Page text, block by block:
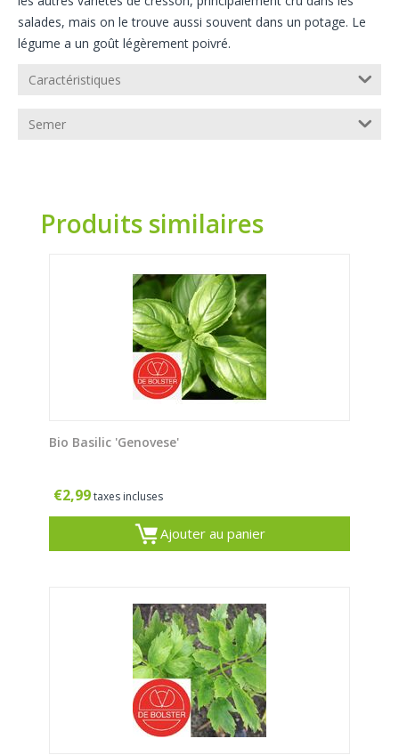
salades, mais on le trouve aussi souvent dans un potage. Le
légume a un goût légèrement poivré.
Caractéristiques
Semer
Produits similaires
Bio Basilic 'Genovese'
€2,99taxes incluses
Ajouter au panier